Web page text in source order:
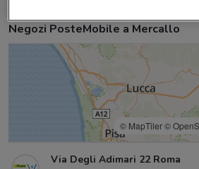
Negozi PosteMobile a Mercallo
© MapTiler©
Via Degli Adimari 22 Roma